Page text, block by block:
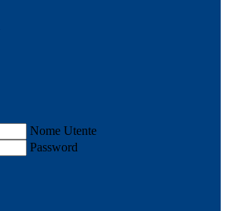
Nome Utente
Password